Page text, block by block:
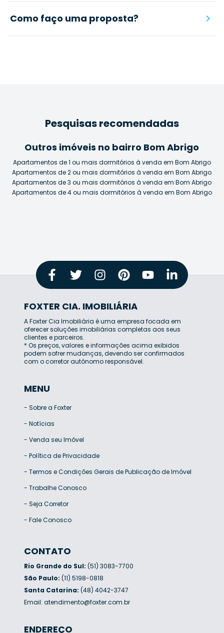
Como faço uma proposta?
Pesquisas recomendadas
Outros imóveis no bairro Bom Abrigo
Apartamentos de 1 ou mais dormitórios à venda em Bom Abrigo
Apartamentos de 2 ou mais dormitórios à venda em Bom Abrigo
Apartamentos de 3 ou mais dormitórios à venda em Bom Abrigo
Apartamentos de 4 ou mais dormitórios à venda em Bom Abrigo
FOXTER CIA. IMOBILIÁRIA
A Foxter Cia Imobiliária é uma empresa focada em
oferecer soluções imobiliárias completas aos seus
clientes e parceiros.
* Os preços, valores e informações acima exibidos
podem sofrer mudanças, devendo ser confirmados
com o corretor autônomo responsável.
MENU
- Sobre a Foxter
- Notícias
- Venda seu Imóvel
- Política de Privacidade
- Termos e Condições Gerais de Publicação de Imóvel
- Trabalhe Conosco
- Seja Corretor
- Fale Conosco
CONTATO
Rio Grande do Sul: (51) 3083-7700
São Paulo: (11) 5198-0818
Santa Catarina: (48) 4042-3747
Email: atendimento@foxter.com.br
ENDEREÇO